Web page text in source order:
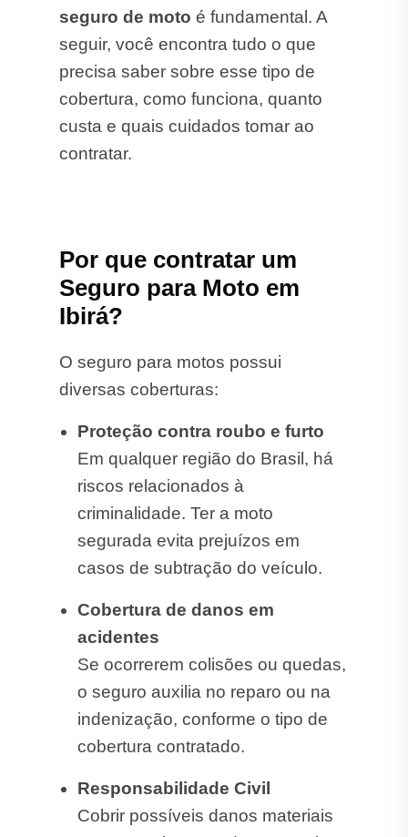
seguro de moto é fundamental. A
seguir, você encontra tudo o que
precisa saber sobre esse tipo de
cobertura, como funciona, quanto
custa e quais cuidados tomar ao
contratar.
Por que contratar um
Seguro para Moto em
Ibirá?
O seguro para motos possui
diversas coberturas:
Proteção contra roubo e furto
Em qualquer região do Brasil, há
riscos relacionados à
criminalidade. Ter a moto
segurada evita prejuízos em
casos de subtração do veículo.
Cobertura de danos em
acidentes
Se ocorrerem colisões ou quedas,
o seguro auxilia no reparo ou na
indenização, conforme o tipo de
cobertura contratado.
Responsabilidade Civil
Cobrir possíveis danos materiais